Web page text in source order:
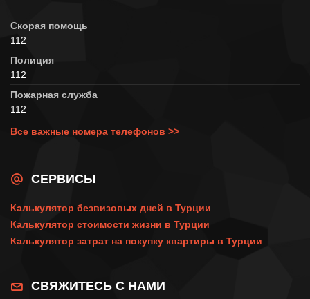
Скорая помощь
112
Полиция
112
Пожарная служба
112
Все важные номера телефонов >>
СЕРВИСЫ
Калькулятор безвизовых дней в Турции
Калькулятор стоимости жизни в Турции
Калькулятор затрат на покупку квартиры в Турции
СВЯЖИТЕСЬ С НАМИ